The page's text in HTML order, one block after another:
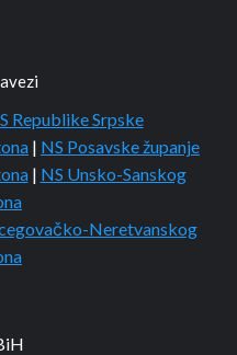
Republike Srpske
| NS Posavske županje
| NS Unsko-Sanskog
Neretvanskog